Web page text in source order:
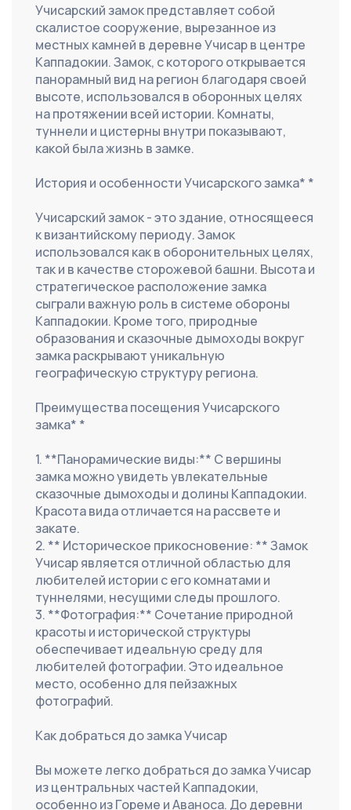
Учисарский замок представляет собой
скалистое сооружение, вырезанное из
местных камней в деревне Учисар в центре
Каппадокии. Замок, с которого открывается
панорамный вид на регион благодаря своей
высоте, использовался в оборонных целях
на протяжении всей истории. Комнаты,
туннели и цистерны внутри показывают,
какой была жизнь в замке.
История и особенности Учисарского замка* *
Учисарский замок - это здание, относящееся
к византийскому периоду. Замок
использовался как в оборонительных целях,
так и в качестве сторожевой башни. Высота и
стратегическое расположение замка
сыграли важную роль в системе обороны
Каппадокии. Кроме того, природные
образования и сказочные дымоходы вокруг
замка раскрывают уникальную
географическую структуру региона.
Преимущества посещения Учисарского
замка* *
1. **Панорамические виды:** С вершины
замка можно увидеть увлекательные
сказочные дымоходы и долины Каппадокии.
Красота вида отличается на рассвете и
закате.
2. ** Историческое прикосновение: ** Замок
Учисар является отличной областью для
любителей истории с его комнатами и
туннелями, несущими следы прошлого.
3. **Фотография:** Сочетание природной
красоты и исторической структуры
обеспечивает идеальную среду для
любителей фотографии. Это идеальное
место, особенно для пейзажных
фотографий.
Как добраться до замка Учисар
Вы можете легко добраться до замка Учисар
из центральных частей Каппадокии,
особенно из Гореме и Аваноса. До деревни